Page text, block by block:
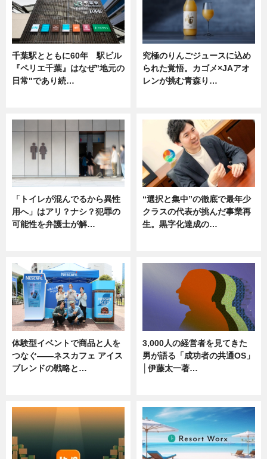
千葉駅とともに60年 駅ビル
『ペリエ千葉』はなぜ"地元の
日常"であり続…
究極のりんごジュースに込め
られた覚悟。カゴメ×JAアオ
レンが挑む青森り…
「トイレが混んでるから異性
用へ」はアリ？ナシ？犯罪の
可能性を弁護士が解…
“選択と集中”の徹底で最年少
クラスの代表が挑んだ事業再
生。黒字化達成の…
体験型イベントで商品と人を
つなぐ――ネスカフェ アイス
ブレンドの戦略と…
3,000人の経営者を見てきた
男が語る「成功者の共通OS」
│伊藤太一著…